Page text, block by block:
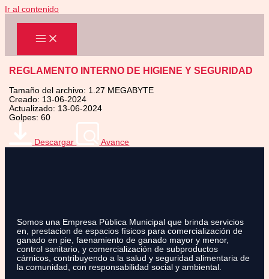
Ir al contenido
REGLAMENTO INTERNO DE HIGIENE Y SEGURIDAD
Tamaño del archivo: 1.27 MEGABYTE
Creado: 13-06-2024
Actualizado: 13-06-2024
Golpes: 60
Descargar Avance
Somos una Empresa Pública Municipal que brinda servicios
en, prestacion de espacios físicos para comercialización de
ganado en pie, faenamiento de ganado mayor y menor,
control sanitario, y comercialización de subproductos
cárnicos, contribuyendo a la salud y seguridad alimentaria de
la comunidad, con responsabilidad social y ambiental.